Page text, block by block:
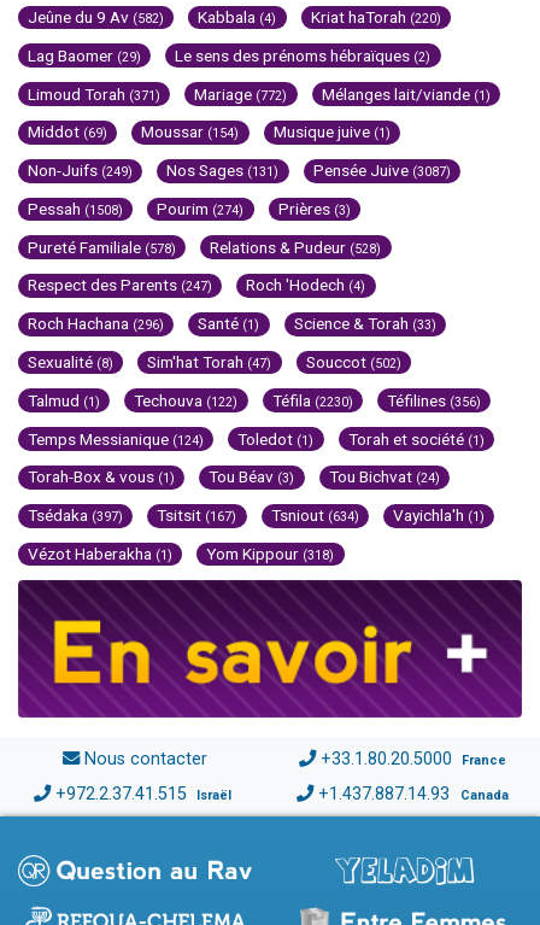
Jeûne du 9 Av (582) Kabbala (4) Kriat haTorah (220)
Lag Baomer (29) Le sens des prénoms hébraïques (2)
Limoud Torah (371) Mariage (772) Mélanges lait/viande (1)
Middot (69) Moussar (154) Musique juive (1)
Non-Juifs (249) Nos Sages (131) Pensée Juive (3087)
Pessah (1508) Pourim (274) Prières (3)
Pureté Familiale (578) Relations & Pudeur (528)
Respect des Parents (247) Roch 'Hodech (4)
Roch Hachana (296) Santé (1) Science & Torah (33)
Sexualité (8) Sim'hat Torah (47) Souccot (502)
Talmud (1) Techouva (122) Téfila (2230) Téfilines (356)
Temps Messianique (124) Toledot (1) Torah et société (1)
Torah-Box & vous (1) Tou Béav (3) Tou Bichvat (24)
Tsédaka (397) Tsitsit (167) Tsniout (634) Vayichla'h (1)
Vézot Haberakha (1) Yom Kippour (318)
Nous contacter +33.1.80.20.5000 France
+972.2.37.41.515 Israël +1.437.887.14.93 Canada